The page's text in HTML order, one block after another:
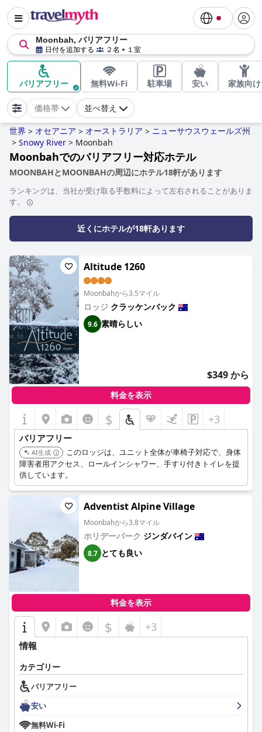
Moonbah, バリアフリー
日付を追加する ２名 １室
バリアフリー 無料Wi-Fi 駐車場 安い 家族向け
価格帯 並べ替え
世界 > オセアニア > オーストラリア > ニューサウスウェールズ州
> Snowy River > Moonbah
Moonbahでのバリアフリー対応ホテル
MOONBAHとMOONBAHの周辺にホテル18軒があります
ランキングは、当社が受け取る手数料によって左右されることがありま
す。
近くにホテルが18軒あります
Altitude 1260
Moonbahから3.5マイル
ロッジ クラッケンバック
9.6 素晴らしい
$349 から
料金を表示
$ +3
バリアフリー
AI生成
このロッジは、ユニット全体が車椅子対応で、身体
障害者用アクセス、ロールインシャワー、手すり付きトイレを提
供しています。
Adventist Alpine Village
Moonbahから3.8マイル
ホリデーパーク ジンダバイン
8.7 とても良い
料金を表示
$ +3
情報
カテゴリー
バリアフリー
安い
無料Wi-Fi